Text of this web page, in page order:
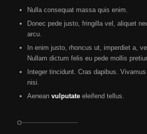
Nulla consequat massa quis enim.
Donec pede justo, fringilla vel, aliquet
arcu.
In enim justo, rhoncus ut, imperdiet a,
Nullam dictum felis eu pede mollis
Integer tincidunt. Cras dapibus.
nisi.
Aenean vulputateeleifend tellus.